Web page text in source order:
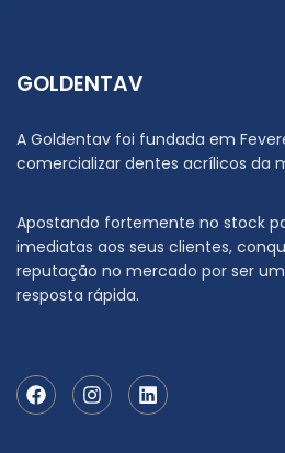
GOLDENTAV
A Goldentav foi fundada em
comercializar dentes acrílicos da
Apostando fortemente no stock
imediatas aos seus clientes,
reputação no mercado por ser
resposta rápida.